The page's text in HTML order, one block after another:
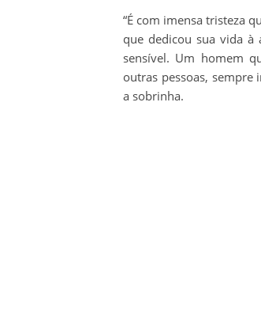
“É com imensa tristeza
que dedicou sua vida
sensível. Um homem
outras pessoas, sempre
a sobrinha.